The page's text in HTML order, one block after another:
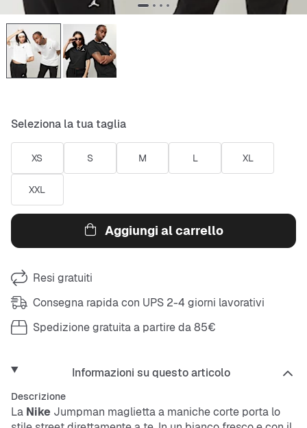
Seleziona la tua taglia
XS S M L XL
XXL
Aggiungi al carrello
Resi gratuiti
Consegna rapida con UPS 2-4 giorni lavorativi
Spedizione gratuita a partire da 85€
Informazioni su questo articolo
Descrizione
La Nike Jumpman maglietta a maniche corte porta lo